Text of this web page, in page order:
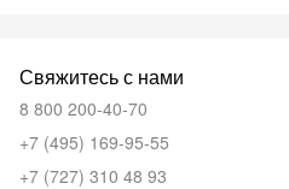
Свяжитесь с нами
8 800 200-40-70
+7 (495) 169-95-55
+7 (727) 310 48 93